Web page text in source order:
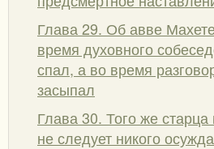
Глава 29. Об авве
время духовного
спал, а во время
засыпал
Глава 30. Того же
не следует никого